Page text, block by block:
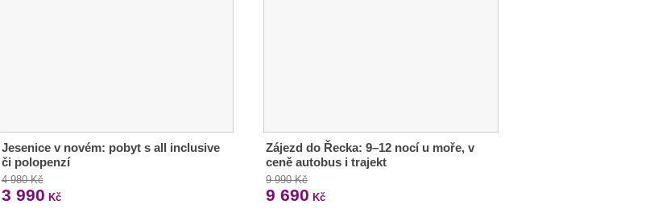
Jesenice v novém: pobyt s all inclusive
či polopenzí
4 980 Kč
3 990 Kč
Zájezd do Řecka: 9–12 nocí u moře, v
ceně autobus i trajekt
9 990 Kč
9 690 Kč